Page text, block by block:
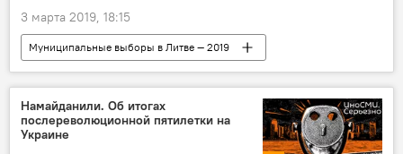
3 марта 2019, 18:15
Муниципальные выборы в Литве — 2019
Общество
Политика
Литва
Сейм Литвы
русофобия
Намайданили. Об итогах
послереволюционной пятилетки на
Украине